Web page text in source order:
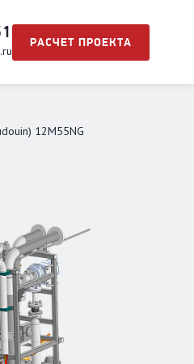
РАСЧЕТ ПРОЕКТА
12М55NG